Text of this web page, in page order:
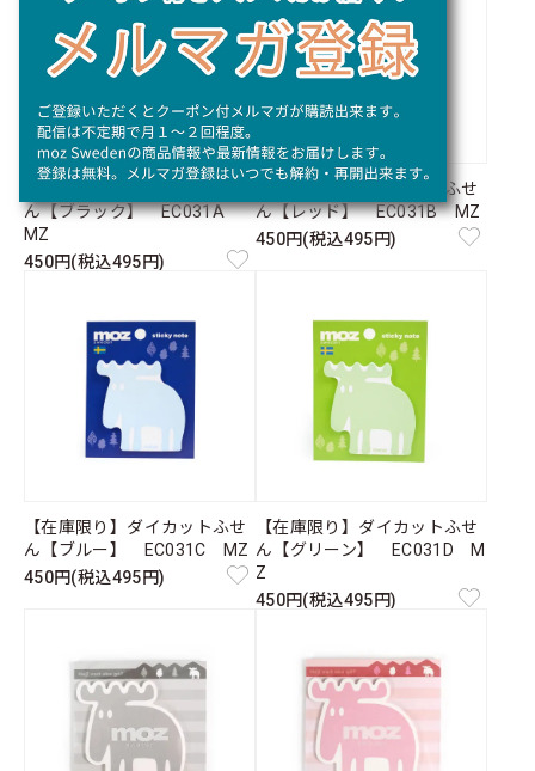
ん【ブラック】 EC031A
MZ
450円(税込495円)
【在庫限り】ダイカットふせ
ん【レッド】 EC031B MZ
450円(税込495円)
【在庫限り】ダイカットふせ
ん【ブルー】 EC031C MZ
450円(税込495円)
【在庫限り】ダイカットふせ
ん【グリーン】 EC031D M
Z
450円(税込495円)